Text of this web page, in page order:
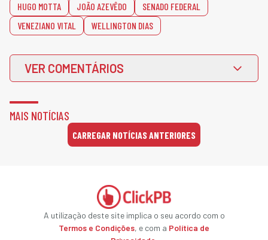
HUGO MOTTA JOÃO AZEVÊDO
SENADO FEDERAL
VENEZIANO VITAL
WELLINGTON DIAS
VER COMENTÁRIOS
MAIS NOTÍCIAS
CARREGAR NOTÍCIAS ANTERIORES
A utilização deste site implica o seu acordo com o
Termos e Condições, e com a Política de